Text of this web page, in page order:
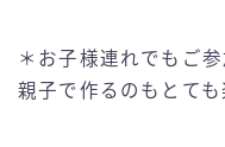
＊お子様連れでもご参
親子で作るのもとて